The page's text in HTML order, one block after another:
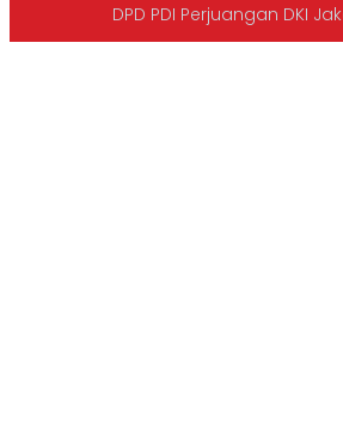
DPD PDI Perjuangan DKI